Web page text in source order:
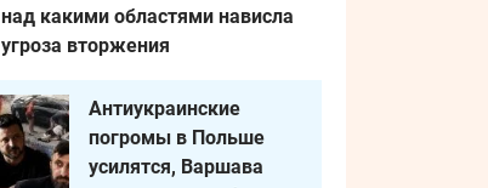
над какими областями нависла
угроза вторжения
Антиукраинские
погромы в Польше
усилятся, Варшава